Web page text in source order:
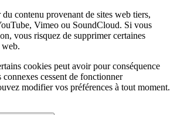
contenu provenant de sites web tiers,
Vimeo ou SoundCloud. Si vous
vous risquez de supprimer certaines
cookies peut avoir pour conséquence
cessent de fonctionner
modifier vos préférences à tout moment.